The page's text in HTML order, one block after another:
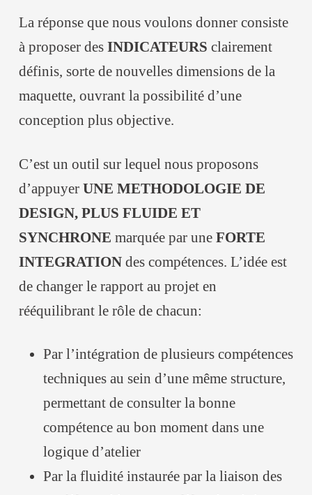
La réponse que nous voulons donner consiste
à proposer des INDICATEURS clairement
définis, sorte de nouvelles dimensions de la
maquette, ouvrant la possibilité d’une
conception plus objective.
C’est un outil sur lequel nous proposons
d’appuyer UNE METHODOLOGIE DE
DESIGN, PLUS FLUIDE ET
SYNCHRONE marquée par une FORTE
INTEGRATIONdes compétences. L’idée est
de changer le rapport au projet en
rééquilibrant le rôle de chacun:
Par l’intégration de plusieurs compétences
techniques au sein d’une même structure,
permettant de consulter la bonne
compétence au bon moment dans une
logique d’atelier
Par la fluidité instaurée par la liaison des